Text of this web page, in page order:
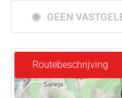
GEEN
Routebeschrijving